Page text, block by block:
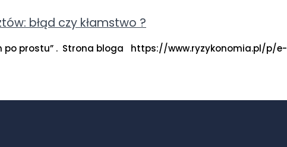
błąd czy kłamstwo ?
po prostu” . Strona bloga https://www.ryzykonomia.pl/p/e-